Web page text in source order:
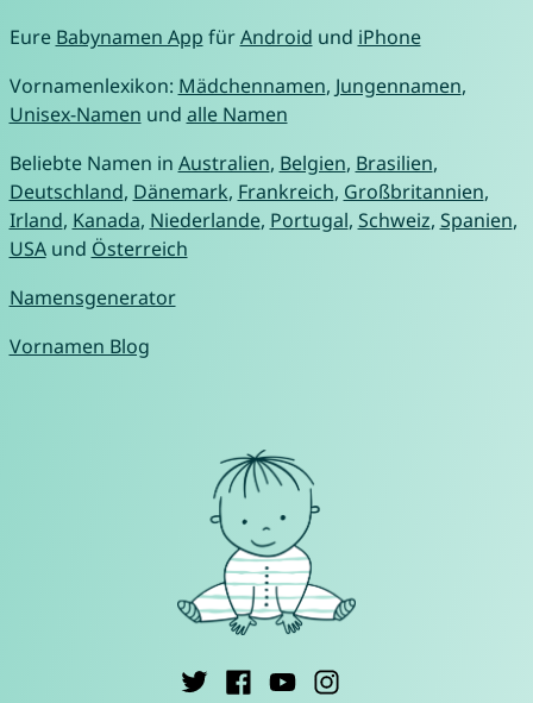
Eure Babynamen App fürAndroid und iPhone
Vornamenlexikon: Mädchennamen, Jungennamen,
Unisex-Namen und alle Namen
Beliebte Namen in Australien, Belgien, Brasilien,
Deutschland, Dänemark, Frankreich, Großbritannien,
Irland, Kanada, Niederlande, Portugal, Schweiz, Spanien,
USAund Österreich
Namensgenerator
Vornamen Blog